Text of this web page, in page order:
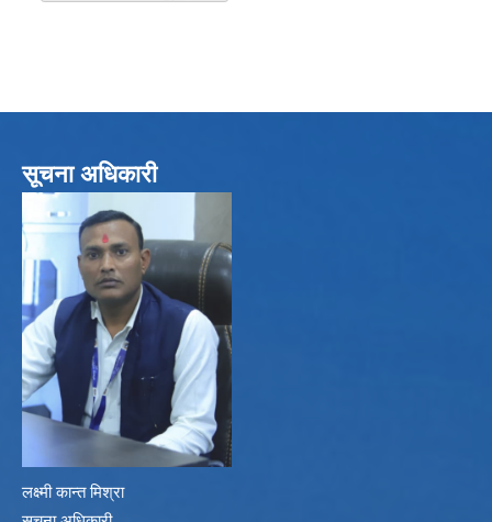
सूचना अधिकारी
लक्ष्मी कान्त मिश्रा